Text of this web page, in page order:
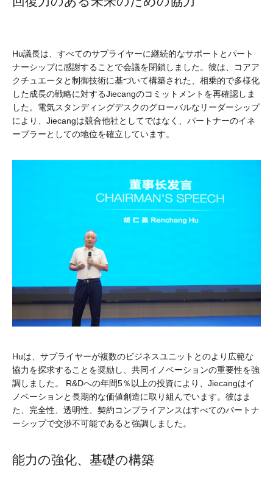
Hu議長は、すべてのサプライヤーに継続的なサポートとパート
ナーシップに感謝することで会議を閉鎖しました。彼は、コアア
クチュエータと制御技術に基づいて構築された、相乗的で多様化
した成長の戦略に対するJiecangのコミットメントを再確認しま
した。電気スタンディングデスクのグローバルなリーダーシップ
により、Jiecangは競合他社としてではなく、パートナーのイネ
ーブラーとしての地位を確立しています。
Huは、サプライヤーが複数のビジネスユニットとのより広範な
協力を探求することを奨励し、共同イノベーションの重要性を強
調しました。 R&Dへの年間5％以上の投資により、Jiecangはイ
ノベーションと長期的な価値創造に取り組んでいます。彼はま
た、完全性、透明性、契約コンプライアンスはすべてのパートナ
ーシップで交渉不可能であると強調しました。
能力の強化、基礎の構築